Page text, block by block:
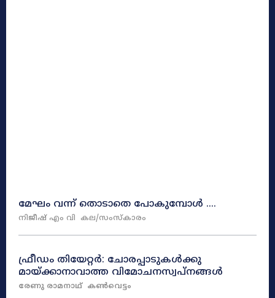
മേഘം വന്ന് തൊടാതെ പോകുമ്പോൾ ….
നിജീഷ് എം വി കല/സംസ്കാരം
ഫ്രീഡം തിയേറ്റർ: ചോരപ്പാടുകൾക്കു
മായ്ക്കാനാവാത്ത വിമോചനസ്വപ്നങ്ങൾ
രേണു രാമനാഥ് കൺവെട്ടം